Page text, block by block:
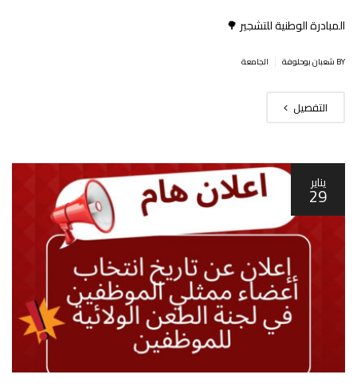
المبادرة الوطنية للتشجير 🌳
BY شعبان بوحلوفة الجامعة
التفصيل
يناير
29